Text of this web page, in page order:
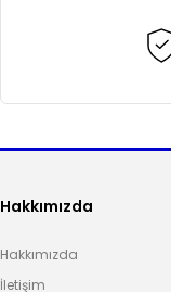
Hakkımızda
Hakkımızda
İletişim